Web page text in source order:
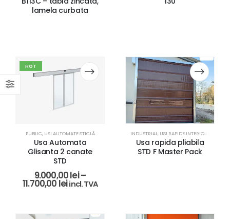
lamela curbata
HOT
PUBLIC, USI AUTOMATE STICLĂ
Usa Automata
Glisanta 2 canate
STD
9.000,00lei–
11.700,00leiincl. TVA
INDUSTRIAL, USI RAPIDE INTERIOR / EXTERIOR
Usa rapida pliabila
STD F Master Pack